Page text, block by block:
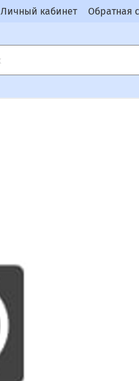
Личный кабинет Обратная